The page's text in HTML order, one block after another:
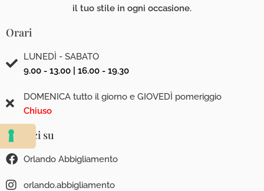
il tuo stile in ogni occasione.
Orari
LUNEDÌ - SABATO
9.00 - 13.00 | 16.00 - 19.30
DOMENICA tutto il giorno e GIOVEDÌ pomeriggio
Chiuso
Seguici su
Orlando Abbigliamento
orlando.abbigliamento